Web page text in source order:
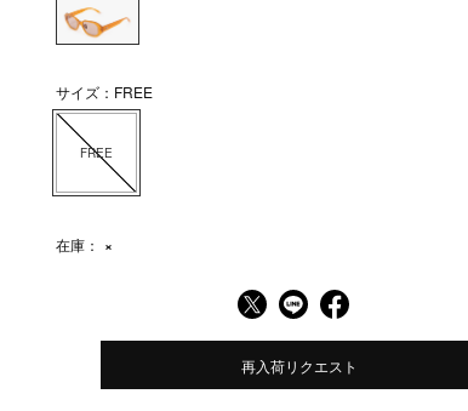
サイズ：FREE
FREE
在庫： ×
再入荷リクエスト